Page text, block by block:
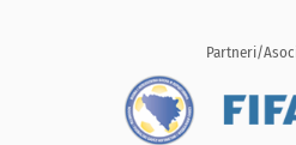
Partneri/